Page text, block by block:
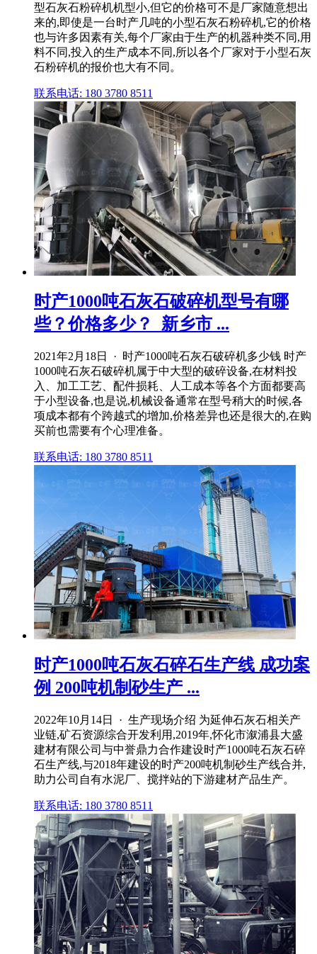
型石灰石粉碎机机型小,但它的价格可不是厂家随意想出
来的,即使是一台时产几吨的小型石灰石粉碎机,它的价格
也与许多因素有关,每个厂家由于生产的机器种类不同,用
料不同,投入的生产成本不同,所以各个厂家对于小型石灰
石粉碎机的报价也大有不同。
联系电话: 180 3780 8511
时产1000吨石灰石破碎机型号有哪
些？价格多少？_新乡市 ...
2021年2月18日 · 时产1000吨石灰石破碎机多少钱 时产
1000吨石灰石破碎机属于中大型的破碎设备,在材料投
入、加工工艺、配件损耗、人工成本等各个方面都要高
于小型设备,也是说,机械设备通常在型号稍大的时候,各
项成本都有个跨越式的增加,价格差异也还是很大的,在购
买前也需要有个心理准备。
联系电话: 180 3780 8511
时产1000吨石灰石碎石生产线 成功案
例 200吨机制砂生产 ...
2022年10月14日 · 生产现场介绍 为延伸石灰石相关产
业链,矿石资源综合开发利用,2019年,怀化市溆浦县大盛
建材有限公司与中誉鼎力合作建设时产1000吨石灰石碎
石生产线,与2018年建设的时产200吨机制砂生产线合并,
助力公司自有水泥厂、搅拌站的下游建材产品生产。
联系电话: 180 3780 8511